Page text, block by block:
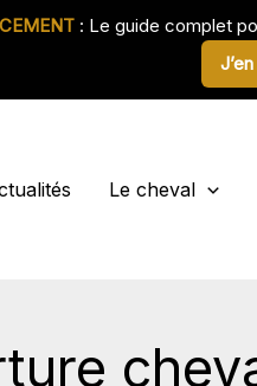
Le cheval
: Le guide complet